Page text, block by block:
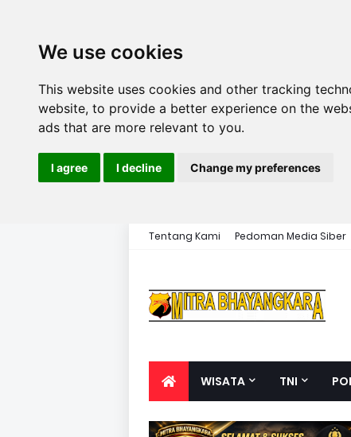
We use cookies
This website uses cookies and other tracking
website, to provide a better experience on the
ads that are more relevant to you.
I agree I decline Change my preferences
Tentang Kami Pedoman Media Siber
WISATA TNI